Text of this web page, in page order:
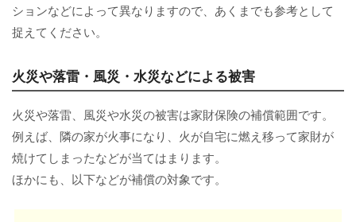
ションなどによって異なりますので、あくまでも参考として
捉えてください。
火災や落雷・風災・水災などによる被害
火災や落雷、風災や水災の被害は家財保険の補償範囲です。
例えば、隣の家が火事になり、火が自宅に燃え移って家財が
焼けてしまったなどが当てはまります。
ほかにも、以下などが補償の対象です。